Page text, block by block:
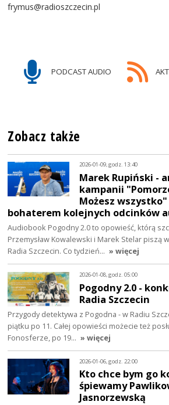
frymus@radioszczecin.pl
PODCAST AUDIO
Zobacz także
2026-01-09, godz. 13:40
Marek Rupiński -
kampanii
Możesz
bohaterem kolejnych odcinków
Audiobook Pogodny 2.0 to opowieść, którą
Przemysław Kowalewski i Marek Stelar piszą
Radia Szczecin. Co tydzień… » więcej
2026-01-08, godz. 05:00
Pogodny 2.0 -
Radia Szczecin
Przygody detektywa z Pogodna - w Radiu
piątku po 11. Całej opowieści możecie też
Fonosferze, po 19… » więcej
2026-01-06, godz. 22:00
Kto chce bym go
śpiewamy
Jasnorzewską